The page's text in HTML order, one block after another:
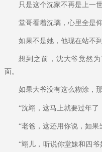
只是这个沈家不再是上一
堂哥看着沈璃，心里全是
如果不是她，他现在站不
想到之前，沈大爷竟然
面。
如果大爷没有这么糊涂，
“沈翊，这马上就要过年
“老爸，这还用你说，如
“翊儿，听说你堂妹和四